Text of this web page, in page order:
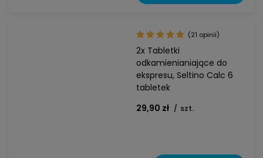
2x Tabletki
odkamienianiające do
ekspresu, Seltino Calc 6
tabletek
29,90 zł / szt.
(21 opinii)